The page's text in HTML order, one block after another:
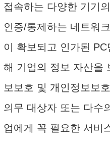
접속하는 다양한 기기
인증/통제하는 네트워
이 확보되고 인가된
해 기업의 정보 자산을
보보호 및 개인정보보
의무 대상자 또는 다수
업에게 꼭 필요한 서비